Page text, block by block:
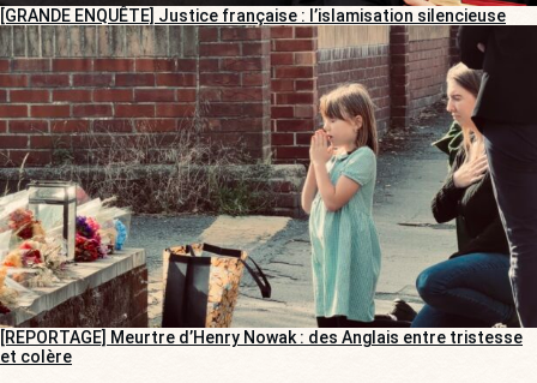
[GRANDE ENQUÊTE] Justice française : l’islamisation silencieuse
[REPORTAGE] Meurtre d’Henry Nowak : des Anglais entre tristesse
et colère